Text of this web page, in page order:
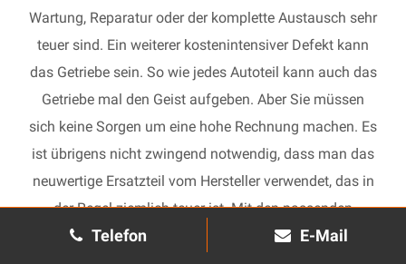
Telefon E-Mail
Wartung, Reparatur oder der komplette Austausch sehr
teuer sind. Ein weiterer kostenintensiver Defekt kann
das Getriebe sein. So wie jedes Autoteil kann auch das
Getriebe mal den Geist aufgeben. Aber Sie müssen
sich keine Sorgen um eine hohe Rechnung machen. Es
ist übrigens nicht zwingend notwendig, dass man das
neuwertige Ersatzteil vom Hersteller verwendet, das in
der Regel ziemlich teuer ist. Mit den passenden
Ersatzteilen kann jedes gebrauchte Getriebe schnell